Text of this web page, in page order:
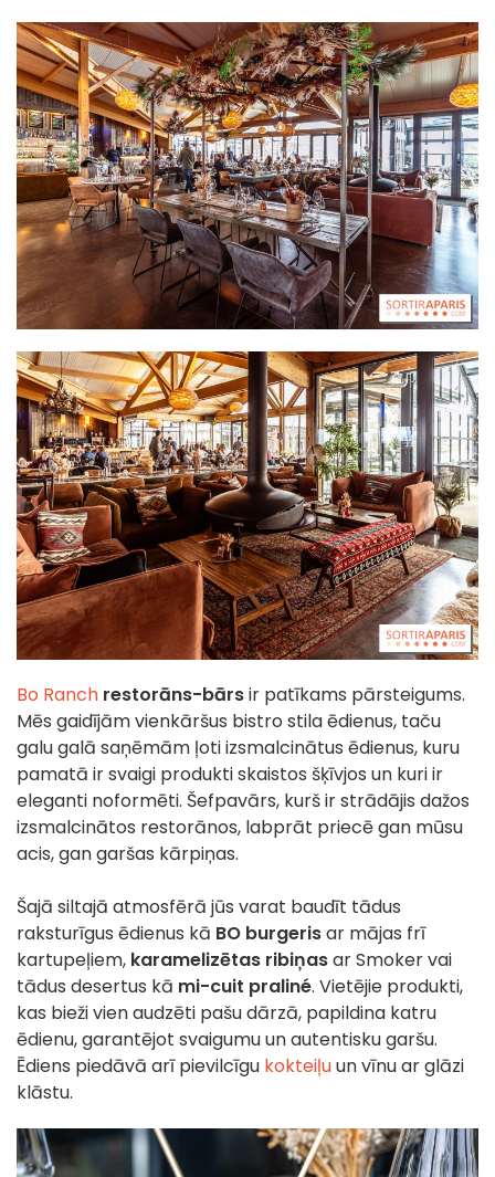
Bo Ranch restorāns-bārsir patīkams pārsteigums.
Mēs gaidījām vienkāršus bistro stila ēdienus, taču
galu galā saņēmām ļoti izsmalcinātus ēdienus, kuru
pamatā ir svaigi produkti skaistos šķīvjos un kuri ir
eleganti noformēti. Šefpavārs, kurš ir strādājis dažos
izsmalcinātos restorānos, labprāt priecē gan mūsu
acis, gan garšas kārpiņas.
Šajā siltajā atmosfērā jūs varat baudīt tādus
raksturīgus ēdienus kā BO burgerisar mājas frī
kartupeļiem, karamelizētas ribiņasar Smoker vai
tādus desertus kā mi-cuit praliné. Vietējie produkti,
kas bieži vien audzēti pašu dārzā, papildina katru
ēdienu, garantējot svaigumu un autentisku garšu.
Ēdiens piedāvā arī pievilcīgu kokteiļuun vīnu ar glāzi
klāstu.